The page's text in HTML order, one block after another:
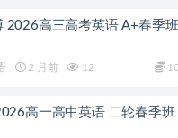
2026高三高考英语 A+春季班
2 月前 12
高一高中英语 二轮春季班